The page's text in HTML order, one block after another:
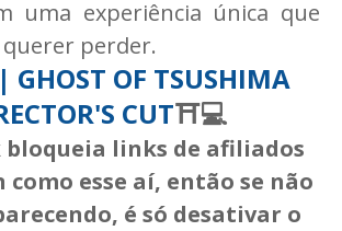
uma experiência única que
querer perder.
GHOST OF TSUSHIMA
CUT⛩️💻
bloqueia links de afiliados
como esse aí, então se não
é só desativar o